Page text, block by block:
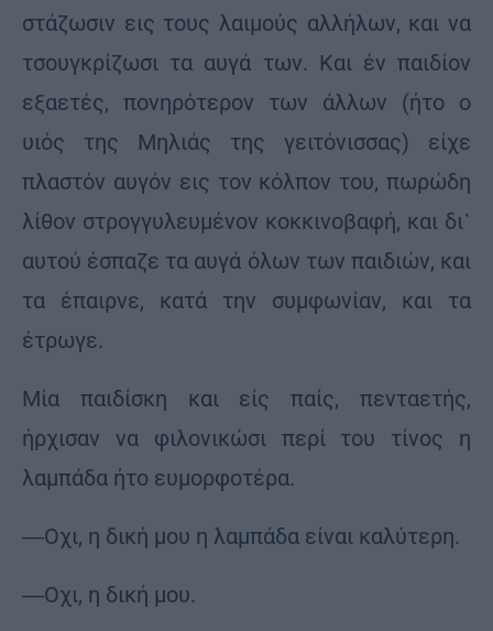
στάζωσιν εις τους λαιμούς αλλήλων, και να
τσουγκρίζωσι τα αυγά των. Και έν παιδίον
εξαετές, πονηρότερον των άλλων (ήτο ο
υιός της Μηλιάς της γειτόνισσας) είχε
πλαστόν αυγόν εις τον κόλπον του, πωρώδη
λίθον στρογγυλευμένον κοκκινοβαφή, και δι᾽
αυτού έσπαζε τα αυγά όλων των παιδιών, και
τα έπαιρνε, κατά την συμφωνίαν, και τα
έτρωγε.
Μία παιδίσκη και είς παίς, πενταετής,
ήρχισαν να φιλονικώσι περί του τίνος η
λαμπάδα ήτο ευμορφοτέρα.
―Οχι, η δική μου η λαμπάδα είναι καλύτερη.
―Οχι, η δική μου.